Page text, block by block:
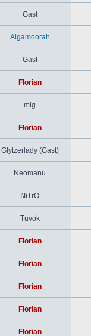
Gast
Algamoorah
Gast
Florian
mig
Florian
Glytzerlady (Gast)
Neomanu
I\IiTrO
Tuvok
Florian
Florian
Florian
Florian
Florian